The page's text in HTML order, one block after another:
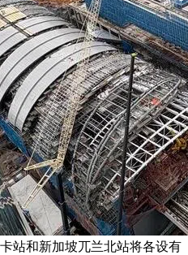
站和新加坡兀兰北站将各设有